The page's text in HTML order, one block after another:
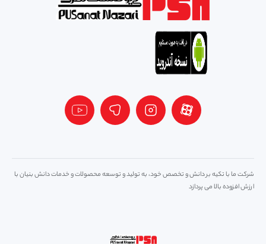
شرکت ما با تکیه بر دانش و تخصص خود، به تولید و توسعه محصولات و خدمات دانش بنیان با
ارزش افزوده بالا می پردازد